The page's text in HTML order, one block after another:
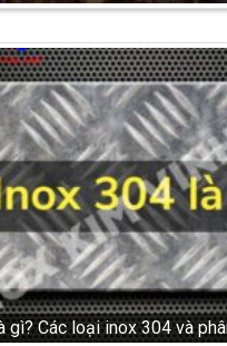
gì? Các loại inox 304 và